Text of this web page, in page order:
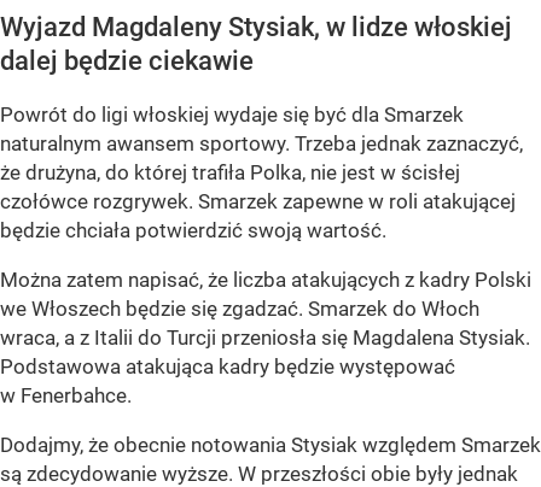
Wyjazd Magdaleny Stysiak, w lidze włoskiej
dalej będzie ciekawie
Powrót do ligi włoskiej wydaje się być dla Smarzek
naturalnym awansem sportowy. Trzeba jednak zaznaczyć,
że drużyna, do której trafiła Polka, nie jest w ścisłej
czołówce rozgrywek. Smarzek zapewne w roli atakującej
będzie chciała potwierdzić swoją wartość.
Można zatem napisać, że liczba atakujących z kadry Polski
we Włoszech będzie się zgadzać. Smarzek do Włoch
wraca, a z Italii do Turcji przeniosła się Magdalena Stysiak.
Podstawowa atakująca kadry będzie występować
w Fenerbahce.
Dodajmy, że obecnie notowania Stysiak względem Smarzek
są zdecydowanie wyższe. W przeszłości obie były jednak